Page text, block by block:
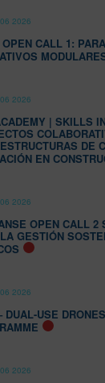
2026
CALL 1:
2026
| SKILLS
DE
EN
2026
OPEN CALL 2
GESTIÓN
2026
DUAL-USE
2026